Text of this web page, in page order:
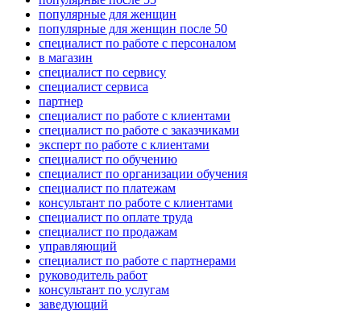
популярные для женщин
популярные для женщин после 50
специалист по работе с персоналом
в магазин
специалист по сервису
специалист сервиса
партнер
специалист по работе с клиентами
специалист по работе с заказчиками
эксперт по работе с клиентами
специалист по обучению
специалист по организации обучения
специалист по платежам
консультант по работе с клиентами
специалист по оплате труда
специалист по продажам
управляющий
специалист по работе с партнерами
руководитель работ
консультант по услугам
заведующий